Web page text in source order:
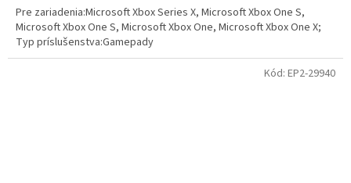
Pre zariadenia:Microsoft Xbox Series X, Microsoft Xbox One S,
Microsoft Xbox One S, Microsoft Xbox One, Microsoft Xbox One X;
Typ príslušenstva:Gamepady
Kód: EP2-29940